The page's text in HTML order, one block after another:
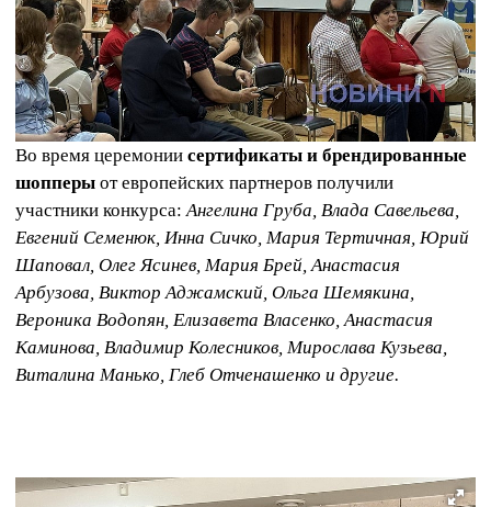
Во время церемонии сертификаты и брендированные
шопперы от европейских партнеров получили
участники конкурса:Ангелина Груба, Влада Савельева,
Евгений Семенюк, Инна Сичко, Мария Тертичная, Юрий
Шаповал, Олег Ясинев, Мария Брей, Анастасия
Арбузова, Виктор Аджамский, Ольга Шемякина,
Вероника Водопян, Елизавета Власенко, Анастасия
Каминова, Владимир Колесников, Мирослава Кузьева,
Виталина Манько, Глеб Отченашенко и другие.